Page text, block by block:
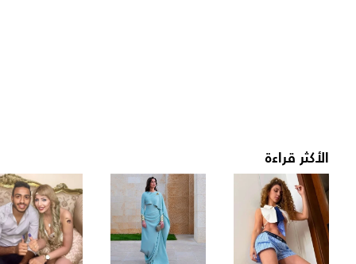
الأكثر قراءة